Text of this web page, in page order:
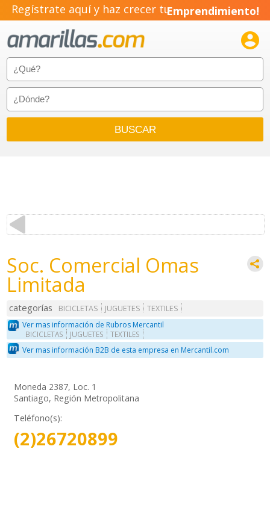
Regístrate aquí y haz crecer tuEmprendimiento!

Soc. Comercial Omas
Limitada
categorías BICICLETAS JUGUETES
TEXTILES
Ver mas información de Rubros Mercantil
BICICLETAS JUGUETES TEXTILES
Ver mas información B2B de esta empresa en Mercantil.com
Moneda 2387, Loc. 1
Santiago, Región Metropolitana
Teléfono(s):
(2)26720899